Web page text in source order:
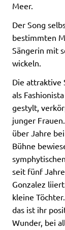
Meer.
Der Song
bestimmten
Sängerin mit
wickeln.
Die attraktive
als
gestylt,
junger
über Jahre
Bühne
seit fünf
Gonzalez
kleine
das ist ihr
Wunder, bei